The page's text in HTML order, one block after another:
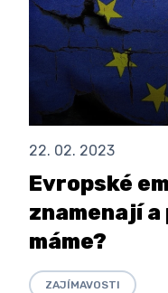
22. 02. 2023
Evropské
znamenají
máme?
ZAJÍMAVOSTI